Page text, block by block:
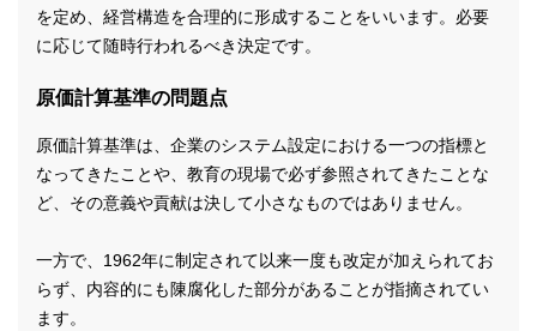
を定め、経営構造を合理的に形成することをいいます。必要
に応じて随時行われるべき決定です。
原価計算基準の問題点
原価計算基準は、企業のシステム設定における一つの指標と
なってきたことや、教育の現場で必ず参照されてきたことな
ど、その意義や貢献は決して小さなものではありません。
一方で、1962年に制定されて以来一度も改定が加えられてお
らず、内容的にも陳腐化した部分があることが指摘されてい
ます。